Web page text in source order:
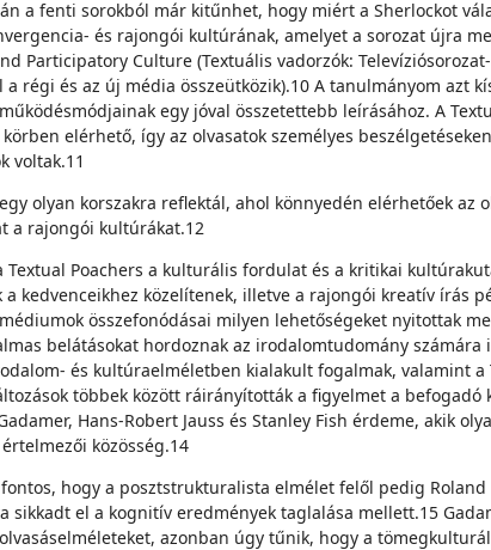
a fenti sorokból már kitűnhet, hogy miért a Sherlockot
és rajongói kultúrának, amelyet a sorozat újra
Participatory Culture (Textuális vadorzók:
régi és az új média összeütközik).10 A tanulmányom
egy jóval összetettebb leírásához. A
elérhető, így az olvasatok személyes
voltak.11
olyan korszakra reflektál, ahol könnyedén elérhetőek
a rajongói kultúrákat.12
Poachers a kulturális fordulat és a kritikai
kedvenceikhez közelítenek, illetve a rajongói kreatív
összefonódásai milyen lehetőségeket nyitottak
belátásokat hordoznak az irodalomtudomány
és kultúraelméletben kialakult fogalmak, valamint
többek között ráirányították a figyelmet a
Hans-Robert Jauss és Stanley Fish érdeme, akik
közösség.14
hogy a posztstrukturalista elmélet felől pedig
el a kognitív eredmények taglalása mellett.15
azonban úgy tűnik, hogy a